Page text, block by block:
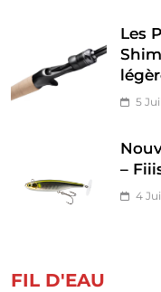
Les
5
–
4
FIL D'EAU